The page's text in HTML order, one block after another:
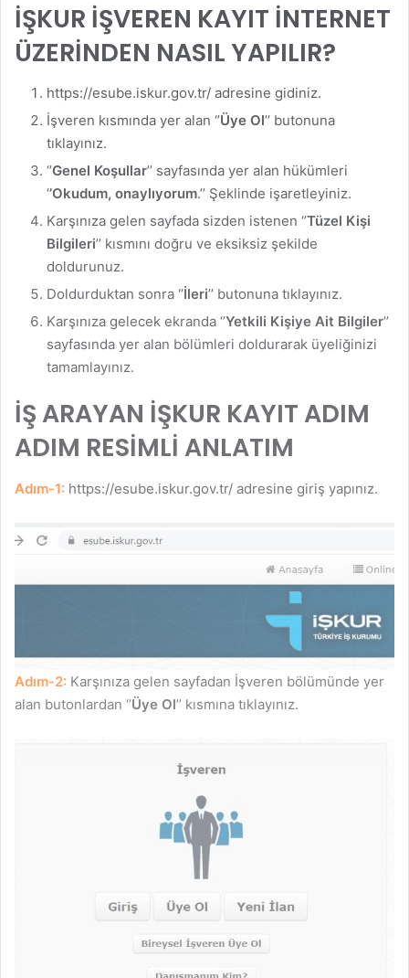
İŞKUR İŞVEREN KAYIT İNTERNET
ÜZERİNDEN NASIL YAPILIR?
https://esube.iskur.gov.tr/ adresine gidiniz.
İşveren kısmında yer alan ‘’Üye Ol’’ butonuna
tıklayınız.
‘’Genel Koşullar’’ sayfasında yer alan hükümleri
‘’Okudum, onaylıyorum.’’ Şeklinde işaretleyiniz.
Karşınıza gelen sayfada sizden istenen ‘’Tüzel Kişi
Bilgileri’’ kısmını doğru ve eksiksiz şekilde
doldurunuz.
Doldurduktan sonra ‘’İleri’’ butonuna tıklayınız.
Karşınıza gelecek ekranda ‘’Yetkili Kişiye Ait Bilgiler’’
sayfasında yer alan bölümleri doldurarak üyeliğinizi
tamamlayınız.
İŞ ARAYAN İŞKUR KAYIT ADIM
ADIM RESİMLİ ANLATIM
Adım-1: https://esube.iskur.gov.tr/ adresine giriş yapınız.
Adım-2: Karşınıza gelen sayfadan İşveren bölümünde yer
alan butonlardan ‘’Üye Ol’’ kısmına tıklayınız.